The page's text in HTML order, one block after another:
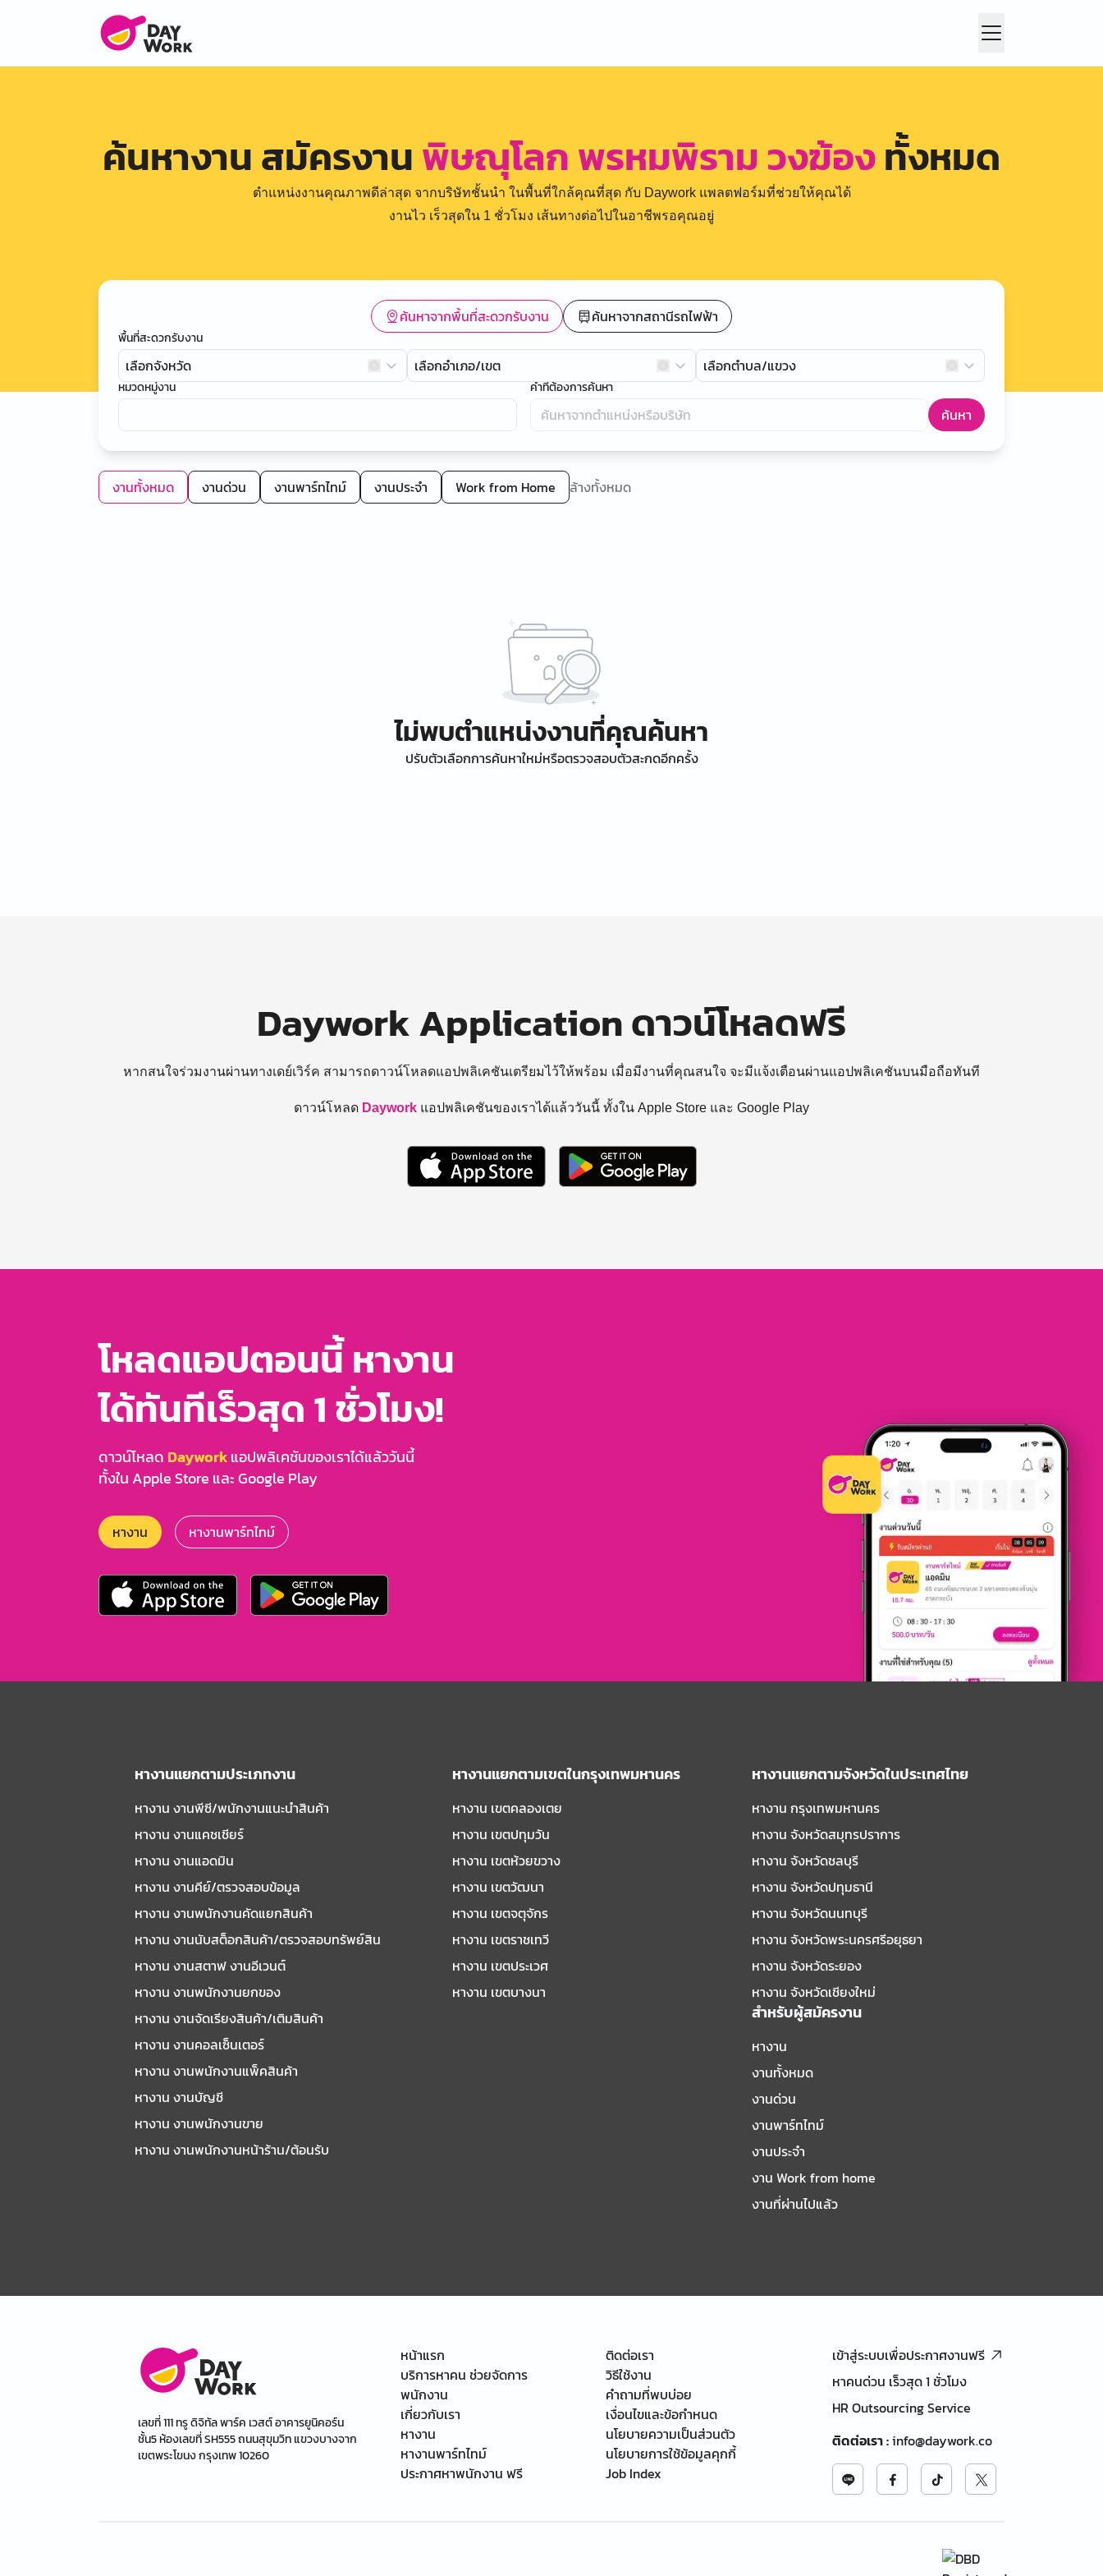
ค้นหางาน สมัครงานพิษณุโลก พรหมพิราม วงฆ้องทั้งหมด
ตำแหน่งงานคุณภาพดีล่าสุด จากบริษัทชั้นนำ ในพื้นที่ใกล้คุณที่สุด กับ Daywork แพลตฟอร์มที่ช่วยให้คุณได้
งานไว เร็วสุดใน 1 ชั่วโมง เส้นทางต่อไปในอาชีพรอคุณอยู่
ค้นหาจากพื้นที่สะดวกรับงาน ค้นหาจากสถานีรถไฟฟ้า
พื้นที่สะดวกรับงาน
เลือกจังหวัด เลือกอำเภอ/เขต เลือกตำบล/แขวง
หมวดหมู่งาน คำที่ต้องการค้นหา
ค้นหา
งานทั้งหมด งานด่วน งานพาร์ทไทม์ งานประจำ Work from Home ล้างทั้งหมด
ไม่พบตำแหน่งงานที่คุณค้นหา
ปรับตัวเลือกการค้นหาใหม่หรือตรวจสอบตัวสะกดอีกครั้ง
Daywork Application ดาวน์โหลดฟรี
หากสนใจร่วมงานผ่านทางเดย์เวิร์ค สามารถดาวน์โหลดแอปพลิเคชันเตรียมไว้ให้พร้อม เมื่อมีงานที่คุณสนใจ จะมีแจ้งเตือนผ่านแอปพลิเคชันบนมือถือทันที
ดาวน์โหลด Daywork แอปพลิเคชันของเราได้แล้ววันนี้ ทั้งใน Apple Store และ Google Play
โหลดแอปตอนนี้ หางาน
ได้ทันทีเร็วสุด 1 ชั่วโมง!
ดาวน์โหลด Dayworkแอปพลิเคชันของเราได้แล้ววันนี้
ทั้งใน Apple Store และ Google Play
หางาน หางานพาร์ทไทม์
หางานแยกตามประเภทงาน
หางาน งานพีซี/พนักงานแนะนําสินค้า
หางาน งานแคชเชียร์
หางาน งานแอดมิน
หางาน งานคีย์/ตรวจสอบข้อมูล
หางาน งานพนักงานคัดแยกสินค้า
หางาน งานนับสต็อกสินค้า/ตรวจสอบทรัพย์สิน
หางาน งานสตาฟ งานอีเวนต์
หางาน งานพนักงานยกของ
หางาน งานจัดเรียงสินค้า/เติมสินค้า
หางาน งานคอลเซ็นเตอร์
หางาน งานพนักงานแพ็คสินค้า
หางาน งานบัญชี
หางาน งานพนักงานขาย
หางาน งานพนักงานหน้าร้าน/ต้อนรับ
หางานแยกตามเขตในกรุงเทพมหานคร
หางาน เขตคลองเตย
หางาน เขตปทุมวัน
หางาน เขตห้วยขวาง
หางาน เขตวัฒนา
หางาน เขตจตุจักร
หางาน เขตราชเทวี
หางาน เขตประเวศ
หางาน เขตบางนา
หางานแยกตามจังหวัดในประเทศไทย
หางาน กรุงเทพมหานคร
หางาน จังหวัดสมุทรปราการ
หางาน จังหวัดชลบุรี
หางาน จังหวัดปทุมธานี
หางาน จังหวัดนนทบุรี
หางาน จังหวัดพระนครศรีอยุธยา
หางาน จังหวัดระยอง
หางาน จังหวัดเชียงใหม่
สำหรับผู้สมัครงาน
หางาน
งานทั้งหมด
งานด่วน
งานพาร์ทไทม์
งานประจำ
งาน Work from home
งานที่ผ่านไปแล้ว
เลขที่ 111 ทรู ดิจิทัล พาร์ค เวสต์ อาคารยูนิคอร์น
ชั้น5 ห้องเลขที่ SH555 ถนนสุขุมวิท แขวงบางจาก
เขตพระโขนง กรุงเทพ 10260
หน้าแรก
บริการหาคน ช่วยจัดการ
พนักงาน
เกี่ยวกับเรา
หางาน
หางานพาร์ทไทม์
ประกาศหาพนักงาน ฟรี
ติดต่อเรา
วิธีใช้งาน
คำถามที่พบบ่อย
เงื่อนไขและข้อกำหนด
นโยบายความเป็นส่วนตัว
นโยบายการใช้ข้อมูลคุกกี้
Job Index
เข้าสู่ระบบเพื่อประกาศงานฟรี
หาคนด่วน เร็วสุด 1 ชั่วโมง
HR Outsourcing Service
ติดต่อเรา:info@daywork.co